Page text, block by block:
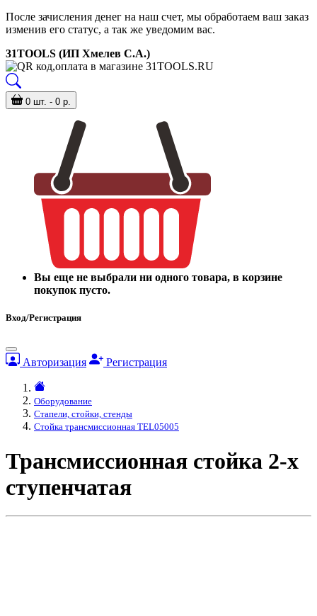
После зачисления денег на наш счет, мы обработаем ваш заказ
изменив его статус, а так же уведомим вас.
31TOOLS (ИП Хмелев С.А.)
0 шт. - 0 р.
Вы еще не выбрали ни одного товара, в корзине
покупок пусто.
Вход/Регистрация
Авторизация Регистрация
Оборудование
Стапели, стойки, стенды
Стойка трансмиссионная TEL05005
Трансмиссионная стойка 2-х
ступенчатая